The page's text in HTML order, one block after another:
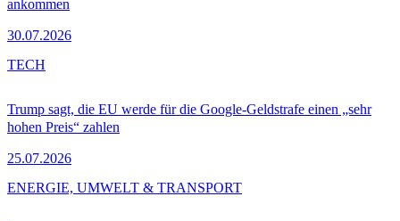
ankommen
30.07.2026
Trump sagt, die EU werde für die Google-Geldstrafe einen „sehr
hohen Preis“ zahlen
25.07.2026
TECH
ENERGIE, UMWELT & TRANSPORT